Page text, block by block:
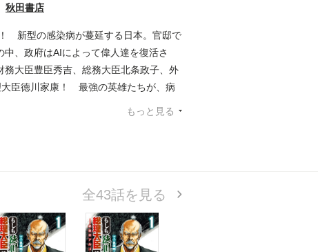
秋田書店
新型の感染病が蔓延する日本。官邸で
、政府はAIによって偉人達を復活さ
大臣豊臣秀吉、総務大臣北条政子、外
臣徳川家康！ 最強の英雄たちが、病
もっと見る
全43話を見る